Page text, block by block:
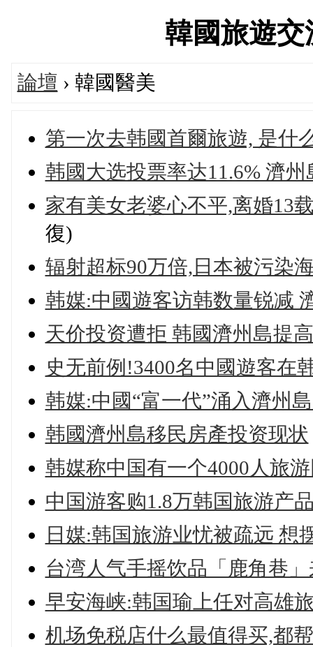
韓國旅遊
論壇 › 韓國醫美
第一次去韩國首爾旅遊, 是什
韩國大选投票率达11.6% 濟
家有美女老婆心不平,离婚13
復)
辐射超标90万倍,日本被污染
韩媒:中國遊客访韩数量锐减
天价投资遭拒 韩國濟州島提
史无前例!3400名中國遊客在
韩媒:中國“富一代”涌入濟州
韩國濟州島移民房產投资现状
韩媒称中国有一个4000人旅
中国游客购1.8万韩国旅游产
日媒:韩国旅游业忧被疏远 想
台湾人气手摇饮品「鹿角巷
早安海峡:韩国瑜上任对高雄
机场免税店什么最值得买,都